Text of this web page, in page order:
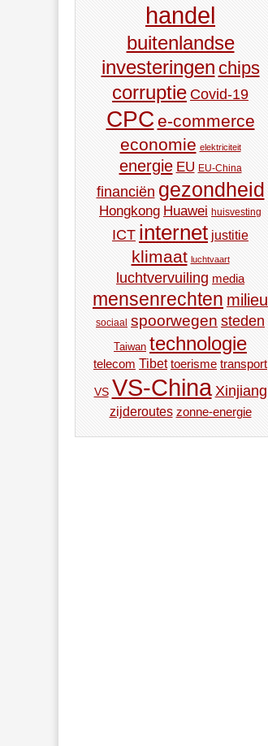
handel
buitenlandse
investeringen chips
corruptie Covid-19
CPC e-commerce
economie elektriciteit
energie EU EU-China
financiën gezondheid
Hongkong Huawei huisvesting
ICT internet justitie
klimaat luchtvaart
luchtvervuiling media
mensenrechten milieu
sociaal spoorwegen steden
Taiwan technologie
telecom Tibet toerisme transport
VS VS-China Xinjiang
zijderoutes zonne-energie